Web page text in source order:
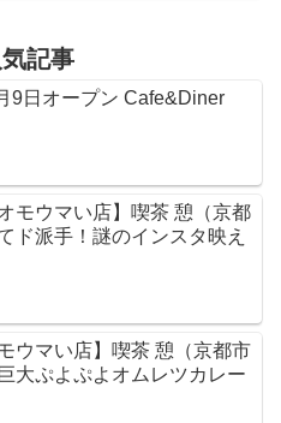
記事
9日オープン Cafe&Diner
モウマい店】喫茶 憩（京都
ド派手！謎のインスタ映え
ウマい店】喫茶 憩（京都市
大ぷよぷよオムレツカレー